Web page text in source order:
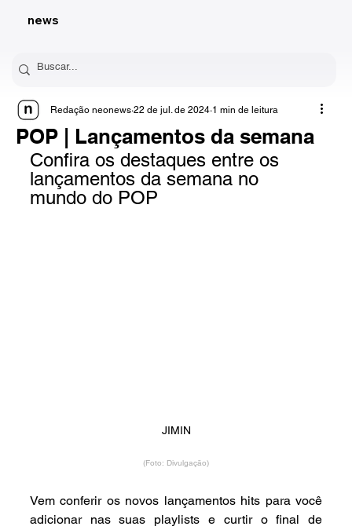
news
POP | Lançamentos da semana
Redação neonews 22 de jul. de 2024 1 min de leitura
Confira os destaques entre os
lançamentos da semana no
mundo do POP
JIMIN
(Foto: Divulgação)
Vem conferir os novos lançamentos hits para você
adicionar nas suas playlists e curtir o final de